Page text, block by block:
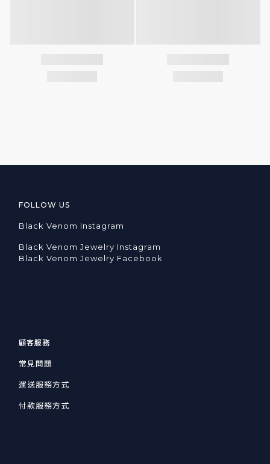
FOLLOW US
Black Venom Instagram
Black Venom Jewelry Instagram
Black Venom Jewelry Facebook
顧客服務
常見問題
運送服務方式
付款服務方式